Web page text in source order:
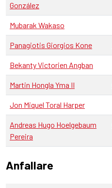
González
Mubarak Wakaso
Panagiotis Giorgios Kone
Bekanty Victorien Angban
Martin Hongla Yma II
Jon Miquel Toral Harper
Andreas Hugo Hoelgebaum
Pereira
Anfallare